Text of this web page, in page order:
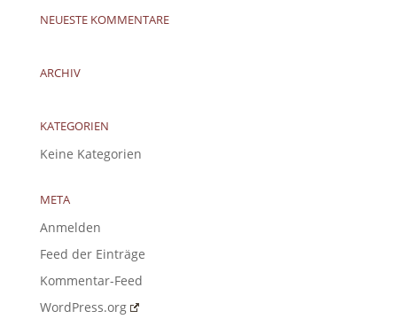
NEUESTE KOMMENTARE
ARCHIV
KATEGORIEN
Keine Kategorien
META
Anmelden
Feed der Einträge
Kommentar-Feed
WordPress.org